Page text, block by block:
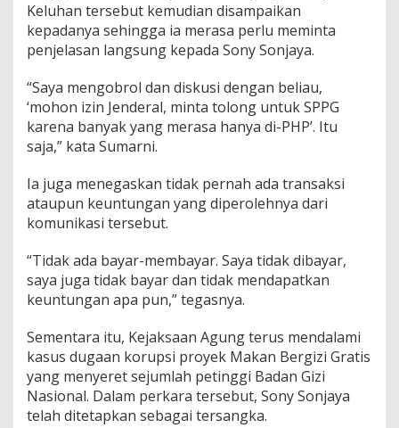
n
S
P
G
P
e
s
a
t
r
e
n
Keluhan tersebut kemudian disampaikan
kepadanya sehingga ia merasa perlu meminta
penjelasan langsung kepada Sony Sonjaya.
“Saya mengobrol dan diskusi dengan beliau,
‘mohon izin Jenderal, minta tolong untuk SPPG
karena banyak yang merasa hanya di-PHP’. Itu
saja,” kata Sumarni.
Ia juga menegaskan tidak pernah ada transaksi
ataupun keuntungan yang diperolehnya dari
komunikasi tersebut.
“Tidak ada bayar-membayar. Saya tidak dibayar,
saya juga tidak bayar dan tidak mendapatkan
keuntungan apa pun,” tegasnya.
Sementara itu, Kejaksaan Agung terus mendalami
kasus dugaan korupsi proyek Makan Bergizi Gratis
yang menyeret sejumlah petinggi Badan Gizi
Nasional. Dalam perkara tersebut, Sony Sonjaya
telah ditetapkan sebagai tersangka.